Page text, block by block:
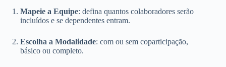
Mapeie a Equipe: defina quantos colaboradores serão
incluídos e se dependentes entram.
Escolha a Modalidade: com ou sem coparticipação,
básico ou completo.